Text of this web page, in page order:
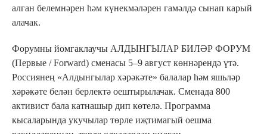
алган белемнәрен һәм күнекмәләрен гамәлдә сынап карый
алачак.
Форумны йомгаклаучы АЛДЫНГЫЛАР БИЛӘР ФОРУМ
(Первые / Forward) cменасы 5–9 август көннәрендә үтә.
Россиянең «Алдынгылар хәрәкәте» балалар һәм яшьләр
хәрәкәте белән берлектә оештырылачак. Сменада 800
активист бала катнашыр дип көтелә. Программа
кысаларында укучылар төрле иҗтимагый оешма